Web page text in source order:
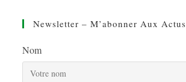
Newsletter – M’abonner Aux Actus
Nom